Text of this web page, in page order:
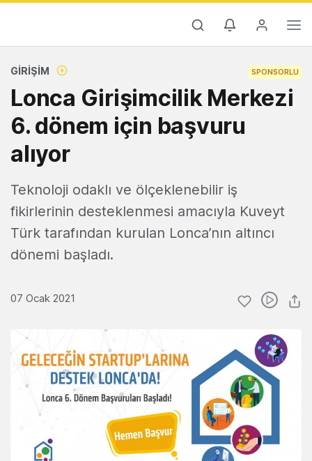
GIRIŞIM SPONSORLU
Lonca Girişimcilik Merkezi
6. dönem için başvuru
alıyor
Teknoloji odaklı ve ölçeklenebilir iş
fikirlerinin desteklenmesi amacıyla Kuveyt
Türk tarafından kurulan Lonca’nın altıncı
dönemi başladı.
07 Ocak 2021